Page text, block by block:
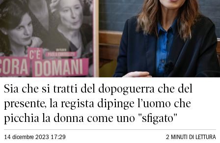
Sia che si tratti del dopoguerra che del
presente, la regista dipinge l’uomo che
picchia la donna come uno "sfigato"
14 dicembre 2023 17:29 2 MINUTI DI LETTURA